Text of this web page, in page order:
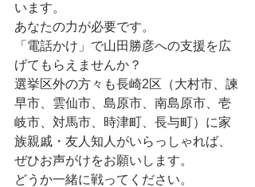
います。
あなたの力が必要です。
「電話かけ」で山田勝彦への支援を広
げてもらえませんか？
選挙区外の方々も長崎2区（大村市、諫
早市、雲仙市、島原市、南島原市、壱
岐市、対馬市、時津町、長与町）に家
族親戚・友人知人がいらっしゃれば、
ぜひお声がけをお願いします。
どうか一緒に戦ってください。